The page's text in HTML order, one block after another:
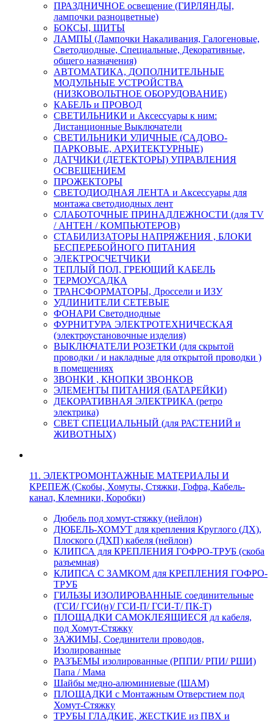
ПРАЗДНИЧНОЕ освещение (ГИРЛЯНДЫ,
лампочки разноцветные)
БОКСЫ, ЩИТЫ
ЛАМПЫ (Лампочки Накаливания, Галогеновые,
Светодиодные, Специальные, Декоративные,
общего назначения)
АВТОМАТИКА, ДОПОЛНИТЕЛЬНЫЕ
МОДУЛЬНЫЕ УСТРОЙСТВА
(НИЗКОВОЛЬТНОЕ ОБОРУДОВАНИЕ)
КАБЕЛЬ и ПРОВОД
СВЕТИЛЬНИКИ и Аксессуары к ним:
Дистанционные Выключатели
СВЕТИЛЬНИКИ УЛИЧНЫЕ (САДОВО-
ПАРКОВЫЕ, АРХИТЕКТУРНЫЕ)
ДАТЧИКИ (ДЕТЕКТОРЫ) УПРАВЛЕНИЯ
ОСВЕЩЕНИЕМ
ПРОЖЕКТОРЫ
СВЕТОДИОДНАЯ ЛЕНТА и Аксессуары для
монтажа светодиодных лент
СЛАБОТОЧНЫЕ ПРИНАДЛЕЖНОСТИ (для TV
/ АНТЕН / КОМПЬЮТЕРОВ)
СТАБИЛИЗАТОРЫ НАПРЯЖЕНИЯ , БЛОКИ
БЕСПЕРЕБОЙНОГО ПИТАНИЯ
ЭЛЕКТРОСЧЕТЧИКИ
ТЕПЛЫЙ ПОЛ, ГРЕЮЩИЙ КАБЕЛЬ
ТЕРМОУСАДКА
ТРАНСФОРМАТОРЫ, Дроссели и ИЗУ
УДЛИНИТЕЛИ СЕТЕВЫЕ
ФОНАРИ Светодиодные
ФУРНИТУРА ЭЛЕКТРОТЕХНИЧЕСКАЯ
(электроустановочные изделия)
ВЫКЛЮЧАТЕЛИ РОЗЕТКИ (для скрытой
проводки / и накладные для открытой проводки )
в помещениях
ЗВОНКИ , КНОПКИ ЗВОНКОВ
ЭЛЕМЕНТЫ ПИТАНИЯ (БАТАРЕЙКИ)
ДЕКОРАТИВНАЯ ЭЛЕКТРИКА (ретро
электрика)
СВЕТ СПЕЦИАЛЬНЫЙ (для РАСТЕНИЙ и
ЖИВОТНЫХ)
11. ЭЛЕКТРОМОНТАЖНЫЕ МАТЕРИАЛЫ И
КРЕПЕЖ (Скобы, Хомуты, Стяжки, Гофра, Кабель-
канал, Клемники, Коробки)
Дюбель под хомут-стяжку (нейлон)
ДЮБЕЛЬ-ХОМУТ для крепления Круглого (ДХ),
Плоского (ДХП) кабеля (нейлон)
КЛИПСА для КРЕПЛЕНИЯ ГОФРО-ТРУБ (скоба
разъемная)
КЛИПСА С ЗАМКОМ для КРЕПЛЕНИЯ ГОФРО-
ТРУБ
ГИЛЬЗЫ ИЗОЛИРОВАННЫЕ соединительные
(ГСИ/ ГСИ(н)/ ГСИ-П/ ГСИ-Т/ ПК-Т)
ПЛОЩАДКИ САМОКЛЕЯЩИЕСЯ дл кабеля,
под Хомут-Стяжку
ЗАЖИМЫ, Соединители проводов,
Изолированные
РАЗЪЕМЫ изолированные (РППИ/ РПИ/ РШИ)
Папа / Мама
Шайбы медно-алюминиевые (ШАМ)
ПЛОЩАДКИ с Монтажным Отверстием под
Хомут-Стяжку
ТРУБЫ ГЛАДКИЕ, ЖЕСТКИЕ из ПВХ и